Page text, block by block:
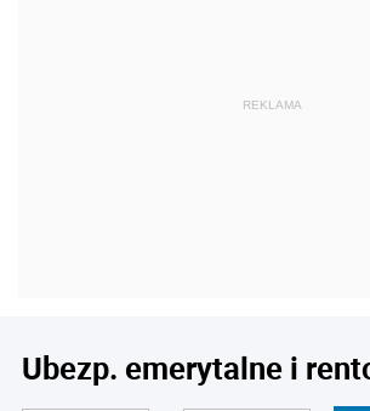
Ubezp. emerytalne i